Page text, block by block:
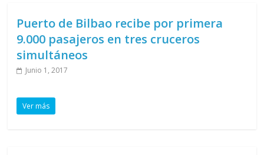
Puerto de Bilbao recibe por primera
9.000 pasajeros en tres cruceros
simultáneos
Junio 1, 2017
Ver más